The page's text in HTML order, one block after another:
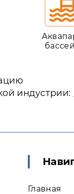
индустрии:
Главная